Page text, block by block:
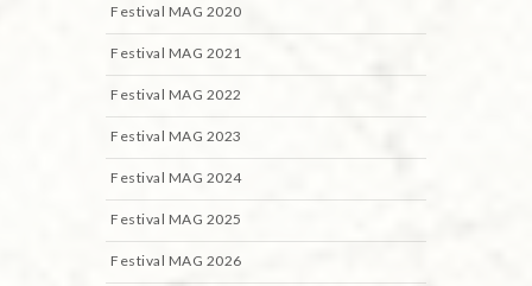
Festival MAG 2020
Festival MAG 2021
Festival MAG 2022
Festival MAG 2023
Festival MAG 2024
Festival MAG 2025
Festival MAG 2026